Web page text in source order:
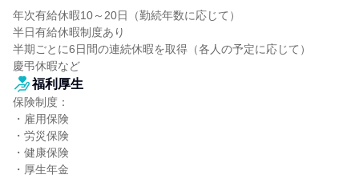
年次有給休暇10～20日（勤続年数に応じて）
半日有給休暇制度あり
半期ごとに6日間の連続休暇を取得（各人の予定に応じて）
慶弔休暇など
福利厚生
保険制度：
・雇用保険
・労災保険
・健康保険
・厚生年金